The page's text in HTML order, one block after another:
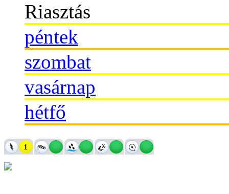
Riasztás
péntek
szombat
vasárnap
hétfő